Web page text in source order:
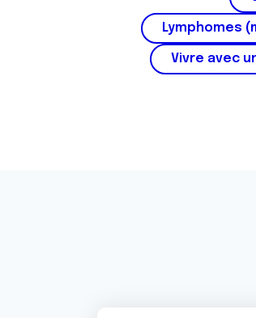
Lymphomes
Vivre avec